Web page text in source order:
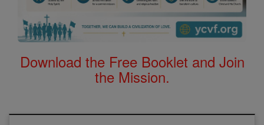
Download the Free Booklet and Join
the Mission.